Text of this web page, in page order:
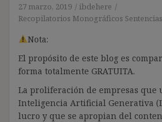
27 marzo, 2019
ibdehere
Recopilatorios Monográficos
Nota:
El propósito de este blog es
forma totalmente GRATUITA.
La proliferación de empresas que
Inteligencia Artificial Generativa
lucro y que se apropian del